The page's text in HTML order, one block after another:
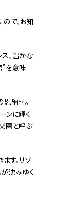
で、お知
、温かな
”を意味
恩納村。
ンに輝く
園と呼ぶ
す。リゾ
沈みゆく